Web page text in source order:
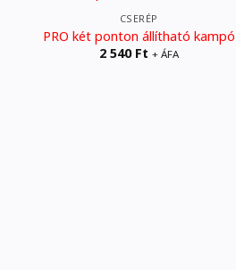
CSERÉP
PRO két ponton állítható kampó
2 540 Ft + ÁFA